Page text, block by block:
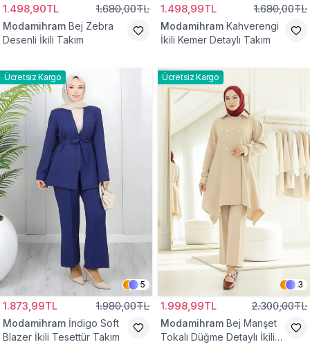
1.498,90TL 1.680,00TL
Modamihram Bej Zebra
Desenli İkili Takım
1.498,99TL 1.680,00TL
Modamihram Kahverengi
İkili Kemer Detaylı Takım
Ücretsiz Kargo
5
1.873,99TL 1.980,00TL
Modamihram İndigo Soft
Blazer İkili Tesettür Takım
Ücretsiz Kargo
3
1.998,99TL 2.300,00TL
Modamihram Bej Manşet
Tokalı Düğme Detaylı İkili